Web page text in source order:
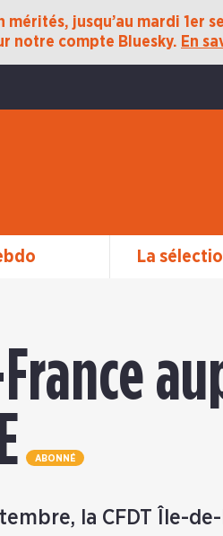
jusqu’au mardi 1er
notre compte Bluesky. En
La
ABONNÉ
la CFDT Île-